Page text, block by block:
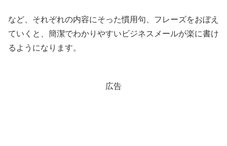
など、それぞれの内容にそった慣用句、フレーズをおぼえ
ていくと、簡潔でわかりやすいビジネスメールが楽に書け
るようになります。
広告